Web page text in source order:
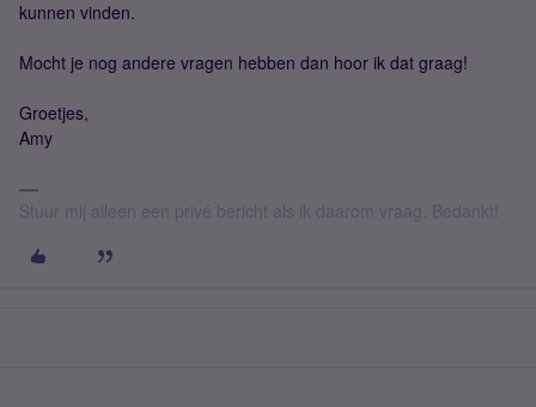
kunnen vinden.
Mocht je nog andere vragen hebben dan hoor ik dat graag!
Groetjes,
Amy
Stuur mij alleen een privé bericht als ik daarom vraag. Bedankt!